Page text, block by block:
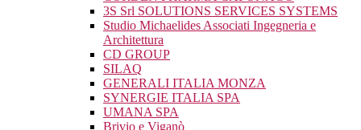
3S Srl SOLUTIONS SERVICES SYSTEMS
Studio Michaelides Associati Ingegneria e
Architettura
CD GROUP
SILAQ
GENERALI ITALIA MONZA
SYNERGIE ITALIA SPA
UMANA SPA
Brivio e Viganò